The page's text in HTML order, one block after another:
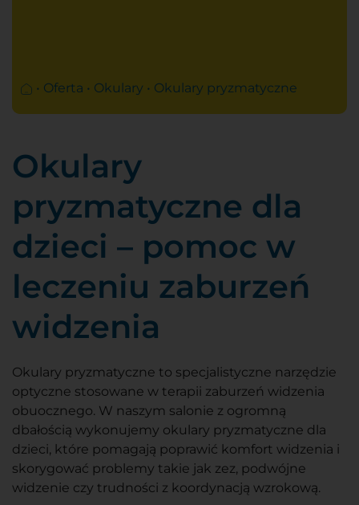
OKULARY DO KONTROLI KRÓTKOWZROCZNOŚCI
OKULARY DZIECIĘCE
OKULARY PRYZMATYCZNE
OKULARY WIELOOGNISKOWE
SZKŁA
OPRAWKI
• Oferta • Okulary • Okulary pryzmatyczne
Okulary
pryzmatyczne dla
dzieci – pomoc w
leczeniu zaburzeń
widzenia
Okulary pryzmatyczne to specjalistyczne narzędzie
optyczne stosowane w terapii zaburzeń widzenia
obuocznego. W naszym salonie z ogromną
dbałością wykonujemy okulary pryzmatyczne dla
dzieci, które pomagają poprawić komfort widzenia i
skorygować problemy takie jak zez, podwójne
widzenie czy trudności z koordynacją wzrokową.